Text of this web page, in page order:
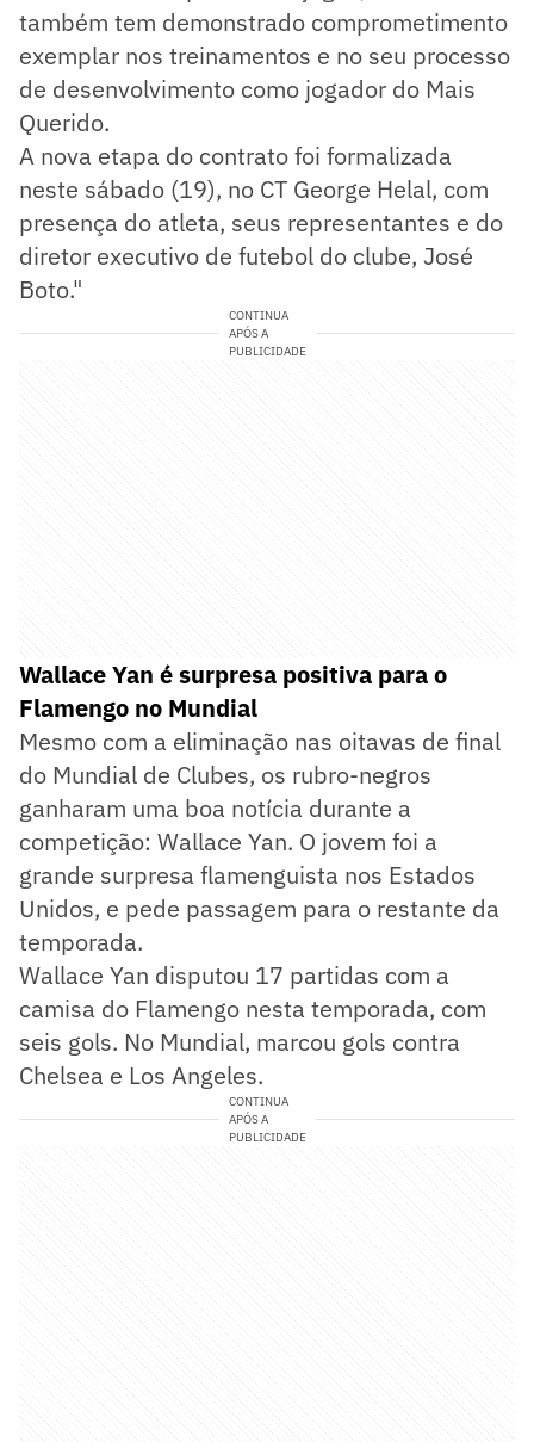
também tem demonstrado comprometimento
exemplar nos treinamentos e no seu processo
de desenvolvimento como jogador do Mais
Querido.
A nova etapa do contrato foi formalizada
neste sábado (19), no CT George Helal, com
presença do atleta, seus representantes e do
diretor executivo de futebol do clube, José
Boto."
CONTINUA
APÓS A
PUBLICIDADE
Wallace Yan é surpresa positiva para o
Flamengo no Mundial
Mesmo com a eliminação nas oitavas de final
do Mundial de Clubes, os rubro-negros
ganharam uma boa notícia durante a
competição: Wallace Yan. O jovem foi a
grande surpresa flamenguista nos Estados
Unidos, e pede passagem para o restante da
temporada.
Wallace Yan disputou 17 partidas com a
camisa do Flamengo nesta temporada, com
seis gols. No Mundial, marcou gols contra
Chelsea e Los Angeles.
CONTINUA
APÓS A
PUBLICIDADE